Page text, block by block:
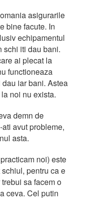
asigurarile
bine facute. In
echipamentul
schi iti dau bani.
ai plecat la
functioneaza
iar bani. Astea
noi nu exista.
demn de
avut probleme,
asta.
noi) este
pentru ca e
sa facem o
ceva. Cel putin